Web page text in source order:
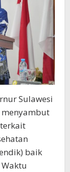
Sulawesi
menyambut
baik